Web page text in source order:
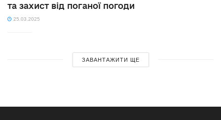
та захист від поганої погоди
25.03.2025
ЗАВАНТАЖИТИ ЩЕ